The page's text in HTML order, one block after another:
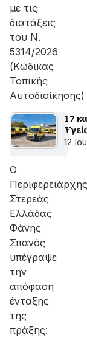
με τις
διατάξεις
του Ν.
5314/2026
(Κώδικας
Τοπικής
Αυτοδιοίκησης)
17
12
Ο
Περιφερειάρχης
Στερεάς
Ελλάδας
Φάνης
Σπανός
υπέγραψε
την
απόφαση
ένταξης
της
πράξης: